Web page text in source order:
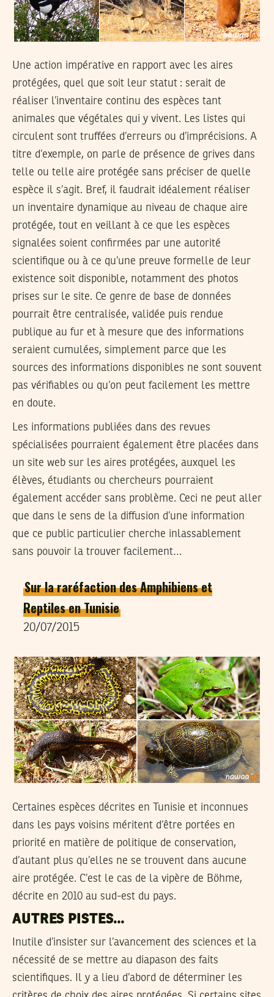
Une action impérative en rapport avec les aires
protégées, quel que soit leur statut : serait de
réaliser l’inventaire continu des espèces tant
animales que végétales qui y vivent. Les listes qui
circulent sont truffées d’erreurs ou d’imprécisions. A
titre d’exemple, on parle de présence de grives dans
telle ou telle aire protégée sans préciser de quelle
espèce il s’agit. Bref, il faudrait idéalement réaliser
un inventaire dynamique au niveau de chaque aire
protégée, tout en veillant à ce que les espèces
signalées soient confirmées par une autorité
scientifique ou à ce qu’une preuve formelle de leur
existence soit disponible, notamment des photos
prises sur le site. Ce genre de base de données
pourrait être centralisée, validée puis rendue
publique au fur et à mesure que des informations
seraient cumulées, simplement parce que les
sources des informations disponibles ne sont souvent
pas vérifiables ou qu’on peut facilement les mettre
en doute.
Les informations publiées dans des revues
spécialisées pourraient également être placées dans
un site web sur les aires protégées, auxquel les
élèves, étudiants ou chercheurs pourraient
également accéder sans problème. Ceci ne peut aller
que dans le sens de la diffusion d’une information
que ce public particulier cherche inlassablement
sans pouvoir la trouver facilement…
Sur la raréfaction des Amphibiens et
Reptiles en Tunisie
20/07/2015
Certaines espèces décrites en Tunisie et inconnues
dans les pays voisins méritent d’être portées en
priorité en matière de politique de conservation,
d’autant plus qu’elles ne se trouvent dans aucune
aire protégée. C’est le cas de la vipère de Böhme,
décrite en 2010 au sud-est du pays.
AUTRES PISTES…
Inutile d’insister sur l’avancement des sciences et la
nécessité de se mettre au diapason des faits
scientifiques. Il y a lieu d’abord de déterminer les